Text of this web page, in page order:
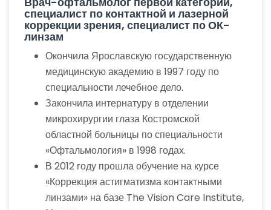
специалист по контактной и лазерной
коррекции зрения, специалист по ОК-
линзам
Окончила Ярославскую государственную
медицинскую академию в 1997 году по
специальности лечебное дело.
Закончила интернатуру в отделении
микрохирургии глаза Костромской
областной больницы по специальности
«Офтальмология» в 1998 годах.
В 2012 году прошла обучение на курсе
«Коррекция астигматизма контактными
линзами» на базе The Vision Care Institute,